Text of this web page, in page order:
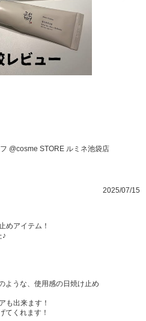
@cosme STORE ルミネ池袋店
2025/07/15
めアイテム！
♪
ような、使用感の日焼け止め
も出来ます！
てくれます！